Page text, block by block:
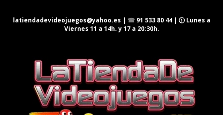
latiendadevideojuegos@yahoo.es | ☎ 91 533 80 44| 🕦 Lunes a
Viernes 11 a 14h. y 17 a 20:30h.